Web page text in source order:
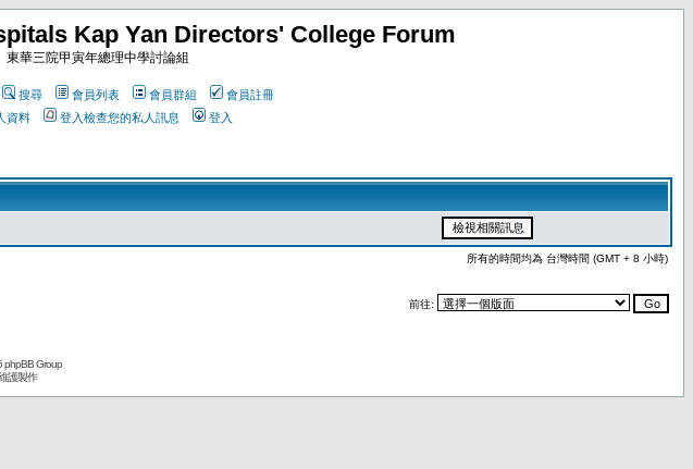
Kap Yan Directors' College Forum
東華三院甲寅年總理中學討論組
搜尋 會員列表 會員群組
會員註冊
資料
登入檢查您的私人訊息 登入
所有的時間均為 台灣時間 (GMT + 8 小時)
前往:
Group
護製作